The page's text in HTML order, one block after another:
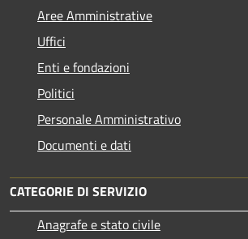
Aree Amministrative
Uffici
Enti e fondazioni
Politici
Personale Amministrativo
Documenti e dati
CATEGORIE DI SERVIZIO
Anagrafe e stato civile